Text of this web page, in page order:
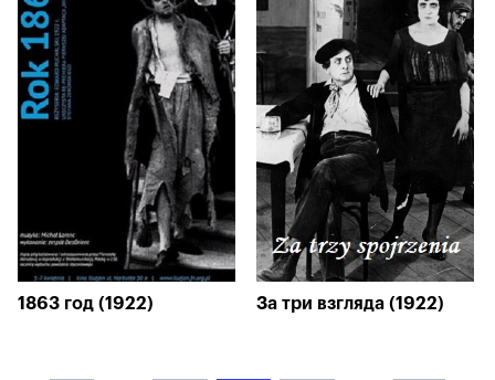
1863 год (1922) За три взгляда (1922)